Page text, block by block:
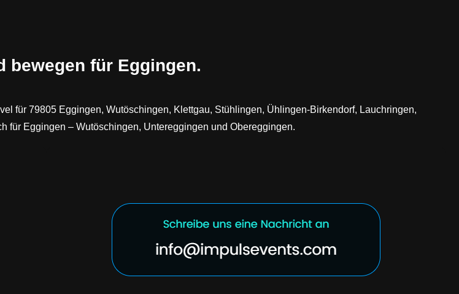
bewegen für Eggingen.
für 79805 Eggingen, Wutöschingen, Klettgau, Stühlingen, Ühlingen-Birkendorf, Lauchringen,
für Eggingen – Wutöschingen, Untereggingen und Obereggingen.